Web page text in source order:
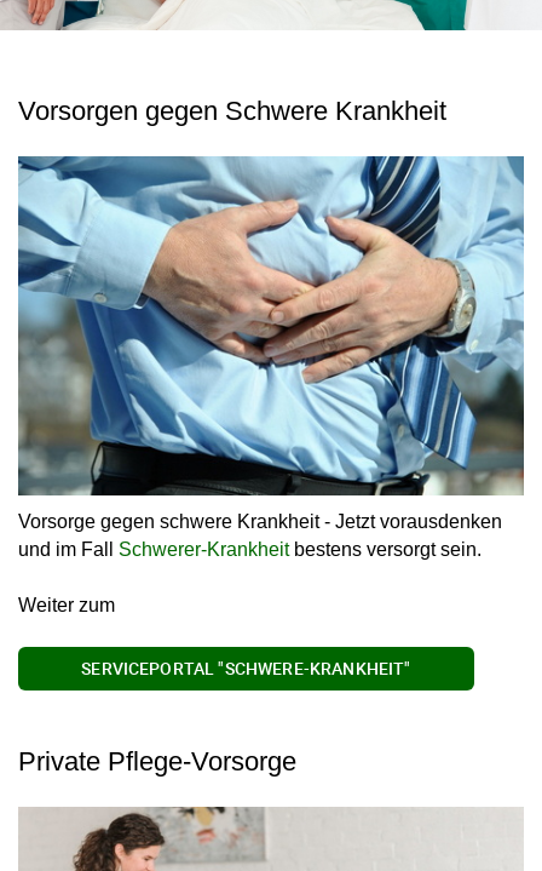
Vorsorgen gegen Schwere Krankheit
Vorsorge gegen schwere Krankheit - Jetzt vorausdenken
und im Fall Schwerer-Krankheitbestens versorgt sein.
Weiter zum
SERVICEPORTAL "SCHWERE-KRANKHEIT"
Private Pflege-Vorsorge